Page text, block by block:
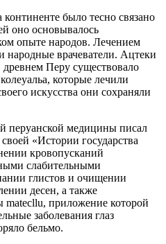
было тесно связано
оно основывалось
опыте народов. Лечением
народные врачеватели. Ацтеки
Перу существовало
которые лечили
искусства они сохраняли
перуанской медицины писал
«Истории государства
кровопусканий
слабительными
глистов и очищении
десен, а также
matecllu, приложение которой
заболевания глаз
бельмо.